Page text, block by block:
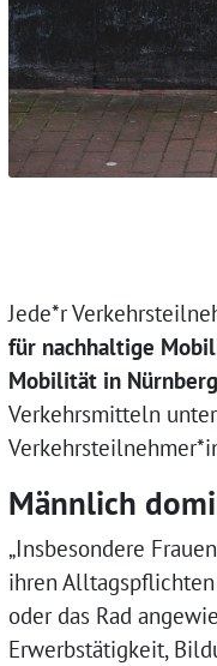
Jede*r
für nachhaltige
Mobilität in Nürnberg
Verkehrsmitteln
Männlich
„Insbesondere
ihren
oder das Rad
Erwerbstätigkeit,